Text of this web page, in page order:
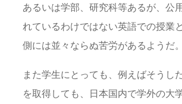
あるいは学部、研究科等あるが、公
れているわけではない英語での授業
側には並々ならぬ苦労があるようだ。
また学生にとっても、例えばそうし
を取得しても、日本国内で学外の大